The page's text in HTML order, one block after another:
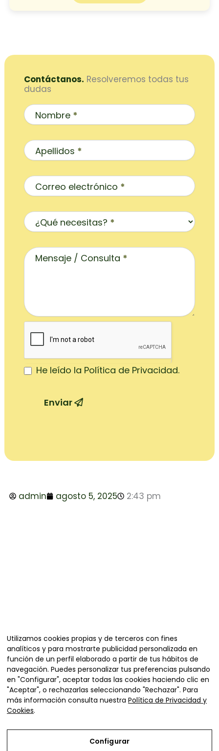
Contáctanos. Resolveremos todas tus
dudas
Inicio
Nombre *
Apellidos *
Correo electrónico *
¿Qué necesitas? *
Mensaje / Consulta *
He leído la Política de Privacidad.
Enviar
admin agosto 5, 2025 2:43 pm
Organiza
Ejea de los Caballeros (Zaragoza)
Utilizamos cookies propias y de terceros con fines
analíticos y para mostrarte publicidad personalizada en
función de un perfil elaborado a partir de tus hábitos de
navegación. Puedes personalizar tus preferencias pulsando
en "Configurar", aceptar todas las cookies haciendo clic en
"Aceptar", o rechazarlas seleccionando "Rechazar". Para
más información consulta nuestra Política de Privacidad y
Cookies.
Configurar